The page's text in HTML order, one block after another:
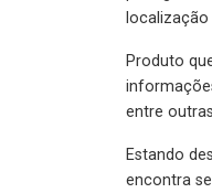
localização
Produto
entre
Estando
encontra